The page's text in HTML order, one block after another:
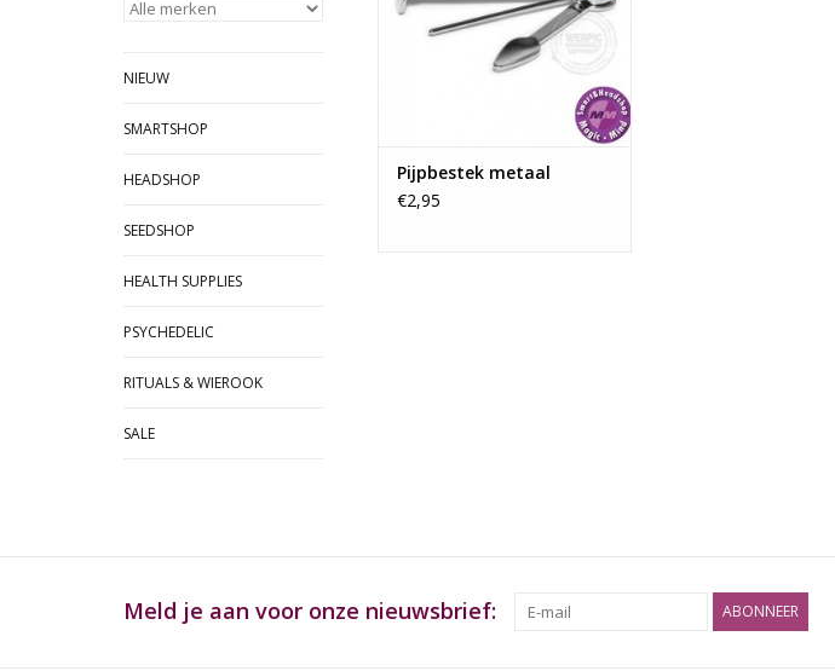
NIEUW
SMARTSHOP
HEADSHOP
SEEDSHOP
HEALTH SUPPLIES
PSYCHEDELIC
RITUALS & WIEROOK
SALE
TOEVOEGEN AAN WINKELWAGEN
Pijpbestek metaal
€2,95
Meld je aan voor onze nieuwsbrief: ABONNEER